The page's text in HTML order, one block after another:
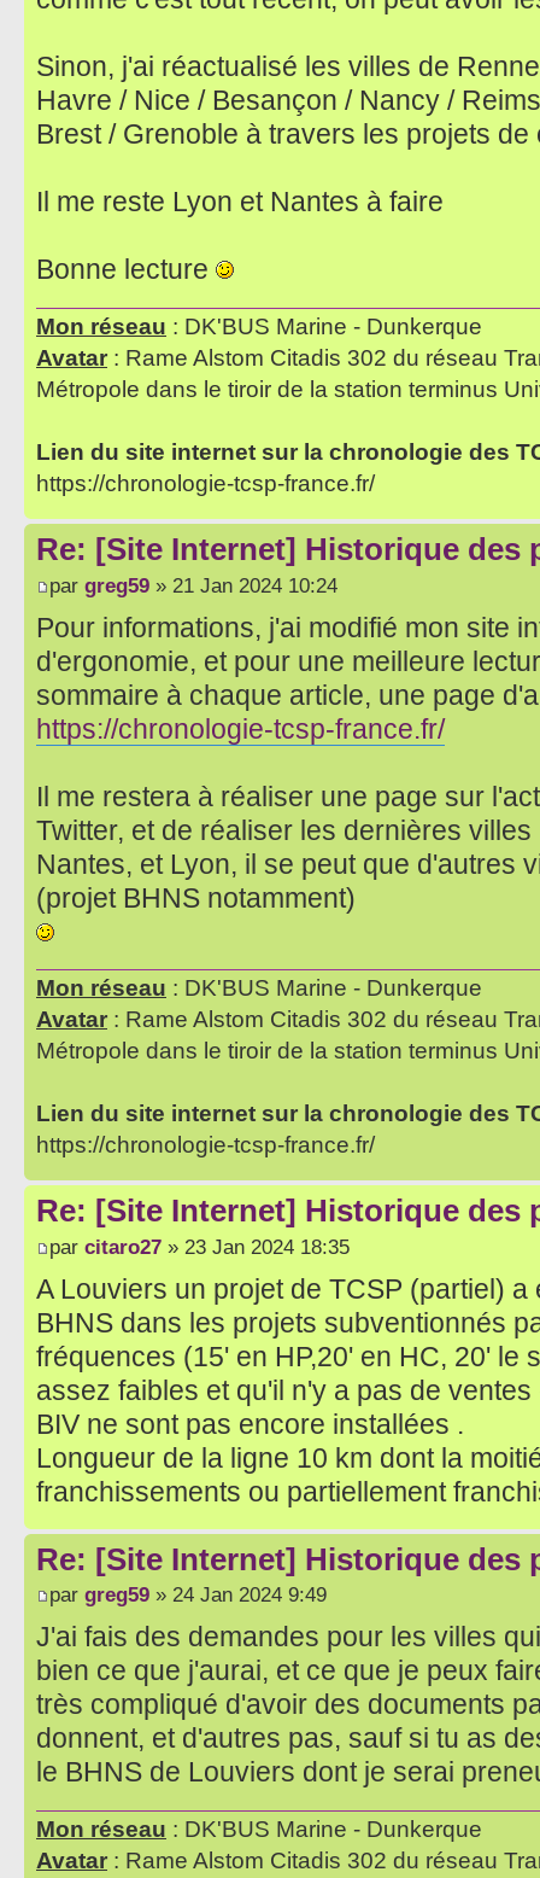
Sinon, j'ai réactualisé les villes de
Havre / Nice / Besançon / Nancy /
Brest / Grenoble à travers les projets de
Il me reste Lyon et Nantes à faire
Bonne lecture
Mon réseau : DK'BUS Marine - Dunkerque
Avatar : Rame Alstom Citadis 302 du réseau
Métropole dans le tiroir de la station terminus
Lien du site internet sur la chronologie des
https://chronologie-tcsp-france.fr/
Re: [Site Internet] Historique des
par greg59 » 21 Jan 2024 10:24
Pour informations, j'ai modifié mon site
d'ergonomie, et pour une meilleure
sommaire à chaque article, une page
https://chronologie-tcsp-france.fr/
Il me restera à réaliser une page sur
Twitter, et de réaliser les dernières
Nantes, et Lyon, il se peut que d'autres
(projet BHNS notamment)
Mon réseau : DK'BUS Marine - Dunkerque
Avatar : Rame Alstom Citadis 302 du réseau
Métropole dans le tiroir de la station terminus
Lien du site internet sur la chronologie des
https://chronologie-tcsp-france.fr/
Re: [Site Internet] Historique des
par citaro27 » 23 Jan 2024 18:35
A Louviers un projet de TCSP (partiel)
BHNS dans les projets subventionnés
fréquences (15' en HP,20' en HC, 20' le
assez faibles et qu'il n'y a pas de
BIV ne sont pas encore installées .
Longueur de la ligne 10 km dont la
franchissements ou partiellement
Re: [Site Internet] Historique des
par greg59 » 24 Jan 2024 9:49
J'ai fais des demandes pour les villes
bien ce que j'aurai, et ce que je peux
très compliqué d'avoir des documents
donnent, et d'autres pas, sauf si tu as
le BHNS de Louviers dont je serai
Mon réseau : DK'BUS Marine - Dunkerque
Avatar : Rame Alstom Citadis 302 du réseau